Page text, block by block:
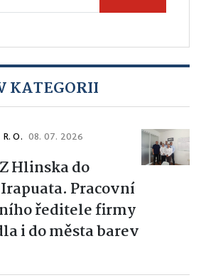
KATEGORII
O. 08. 07. 2026
Z Hlinska do
Pracovní
ředitele firmy
i do města barev